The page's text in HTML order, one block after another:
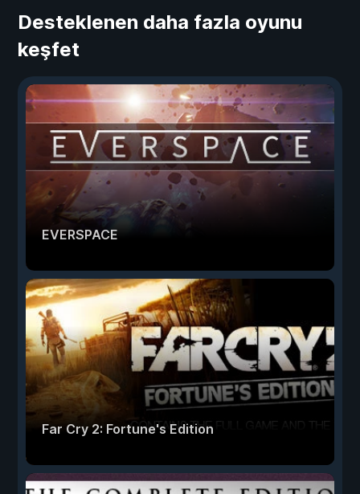
Desteklenen daha fazla oyunu
keşfet
EVERSPACE
Far Cry 2: Fortune's Edition